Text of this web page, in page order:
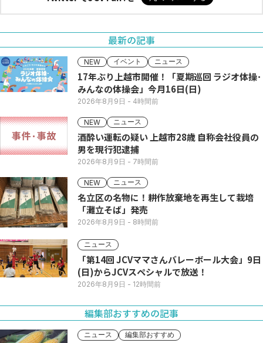
最新の記事
NEW イベント ニュース
17年ぶり上越市開催！「夏期巡回 ラジオ体操･
みんなの体操会」今月16日(日)
2026年8月9日 - 4時間前
NEW ニュース
酒酔い運転の疑い 上越市28歳 自称会社役員の
男を現行犯逮捕
2026年8月9日 - 7時間前
NEW ニュース
名立区の名物に！耕作放棄地を再生して栽培
「灘立そば」発売
2026年8月9日 - 8時間前
ニュース
「第14回 JCVママさんバレーボール大会」9日
(日)からJCVスペシャルで放送！
2026年8月9日 - 12時間前
編集部おすすめの記事
ニュース 編集部おすすめ